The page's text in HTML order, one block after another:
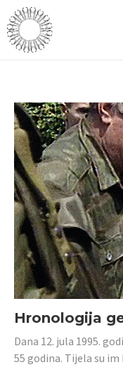
Hronologija
Dana 12. jula 1995.
55 godina. Tijela su